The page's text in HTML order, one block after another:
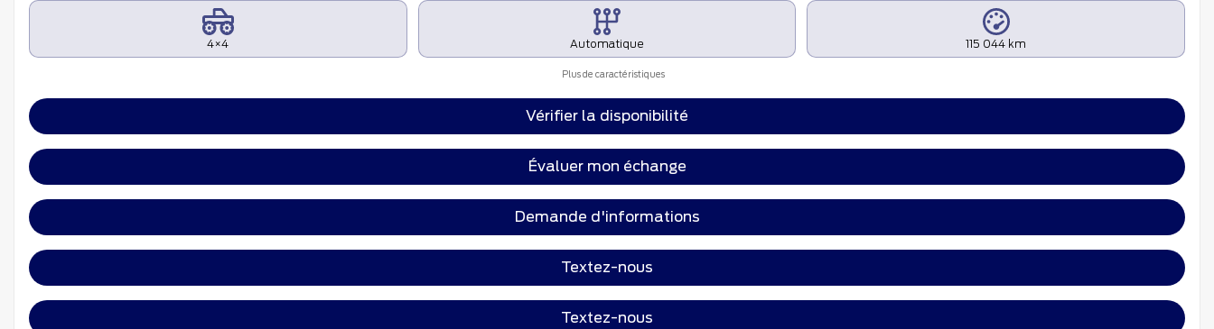
4×4 Automatique 115 044 km
Plus de caractéristiques
Vérifier la disponibilité
Évaluer mon échange
Demande d'informations
Textez-nous
Textez-nous